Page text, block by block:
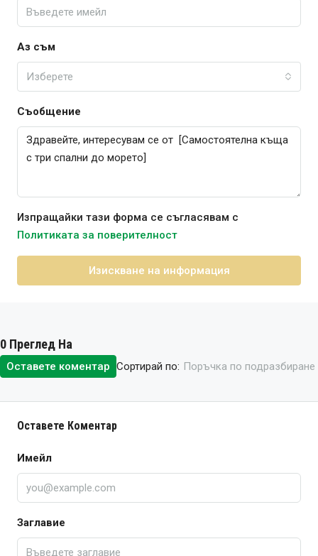
Аз съм
Изберете
Съобщение
Изпращайки тази форма се съгласявам с
Политиката за поверителност
Изискване на информация
0 Преглед На
Сортирай по: Поръчка по подразбиране
Оставете коментар
Оставете Коментар
Имейл
Заглавие